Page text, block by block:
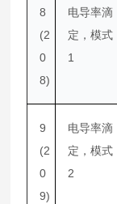
8
(2
0
8)
电导率滴
定，模式
1
9
(2
0
9)
电导率滴
定，模式
2